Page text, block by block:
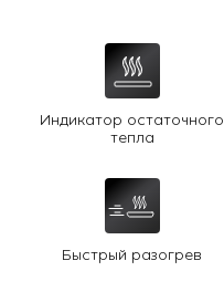
8 800 3333 887
Индикатор остаточного
тепла
Быстрый разогрев